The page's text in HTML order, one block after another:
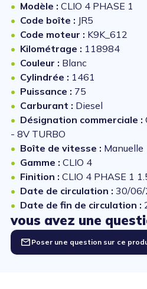
Modèle : CLIO 4 PHASE 1
Code boîte : JR5
Code moteur : K9K_612
Kilométrage : 118984
Couleur : Blanc
Cylindrée : 1461
Puissance : 75
Carburant : Diesel
Désignation commerciale :
- 8V TURBO
Boîte de vitesse : Manuelle
Gamme : CLIO 4
Finition : CLIO 4 PHASE 1
Date de circulation : 30/06/
Date de fin de circulation :
vous avez une
Poser une question sur ce